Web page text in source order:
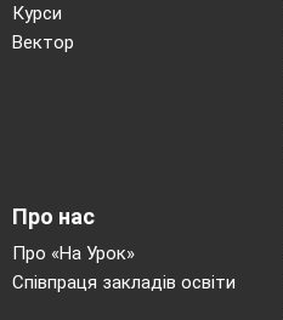
Курси
Вектор
Про нас
Про «На Урок»
Співпраця закладів освіти